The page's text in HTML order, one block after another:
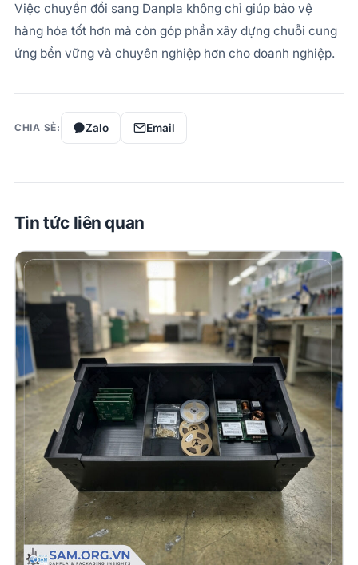
Việc chuyển đổi sang Danpla không chỉ giúp bảo vệ
hàng hóa tốt hơn mà còn góp phần xây dựng chuỗi cung
ứng bền vững và chuyên nghiệp hơn cho doanh nghiệp.
CHIA SẺ: Zalo Email
Tin tức liên quan